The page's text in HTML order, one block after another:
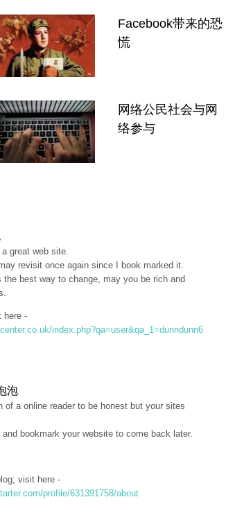
Facebook带来的恐
慌
网络公民社会与网
络参与
great web site.
revisit once again since I book marked it.
the best way to change, may you be rich and
here -
index.php?qa=user&qa_1=dunndunn6
泡
of a online reader to be honest but your sites
bookmark your website to come back later.
visit here -
profile/631391758/about